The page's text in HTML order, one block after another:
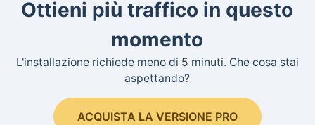
Ottieni più traffico in questo
momento
L'installazione richiede meno di 5 minuti. Che cosa stai
aspettando?
ACQUISTA LA VERSIONE PRO